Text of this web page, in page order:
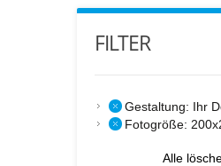
FILTER
Gestaltung: Ihr
Fotogröße:
Alle